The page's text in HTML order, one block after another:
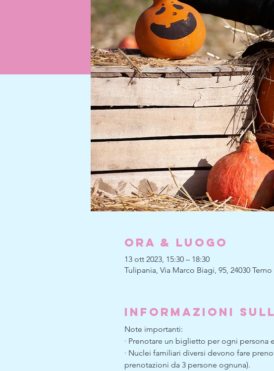
Ora & Luogo
13 ott 2023, 15:30 – 18:30
Tulipania, Via Marco Biagi, 95, 24030
Informazioni
Note importanti:
· Prenotare un biglietto per ogni persona
· Nuclei familiari diversi devono fare
prenotazioni da 3 persone ognuna).